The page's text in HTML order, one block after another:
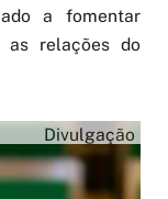
a fomentar
as relações do
Divulgação